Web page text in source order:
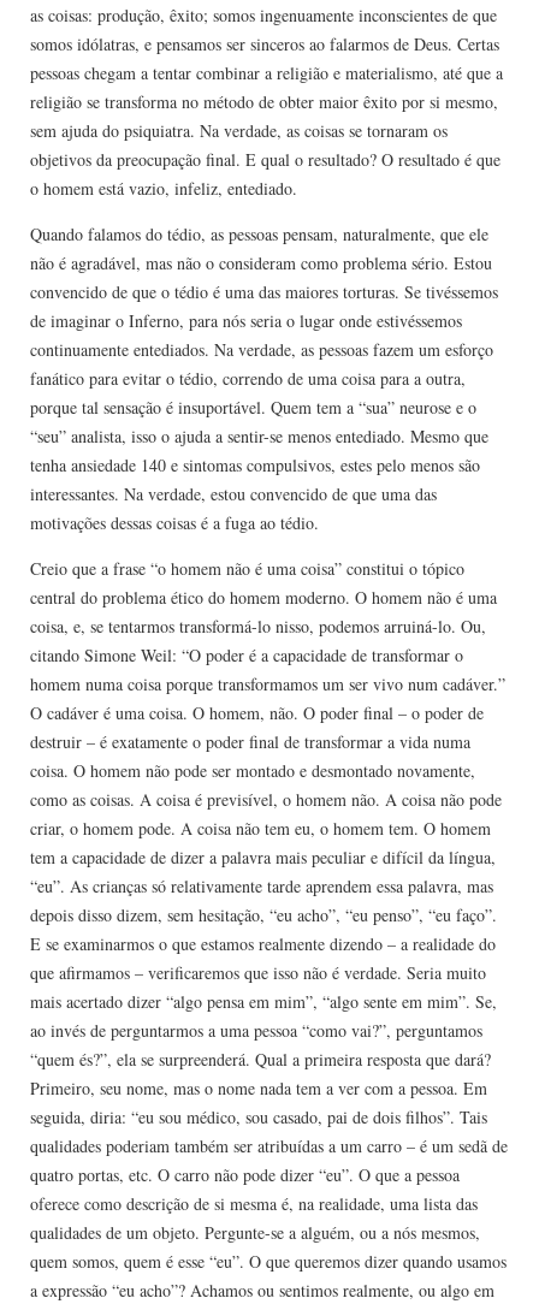
as coisas: produção, êxito; somos ingenuamente inconscientes de que
somos idólatras, e pensamos ser sinceros ao falarmos de Deus. Certas
pessoas chegam a tentar combinar a religião e materialismo, até que a
religião se transforma no método de obter maior êxito por si mesmo,
sem ajuda do psiquiatra. Na verdade, as coisas se tornaram os
objetivos da preocupação final. E qual o resultado? O resultado é que
o homem está vazio, infeliz, entediado.
Quando falamos do tédio, as pessoas pensam, naturalmente, que ele
não é agradável, mas não o consideram como problema sério. Estou
convencido de que o tédio é uma das maiores torturas. Se tivéssemos
de imaginar o Inferno, para nós seria o lugar onde estivéssemos
continuamente entediados. Na verdade, as pessoas fazem um esforço
fanático para evitar o tédio, correndo de uma coisa para a outra,
porque tal sensação é insuportável. Quem tem a “sua” neurose e o
“seu” analista, isso o ajuda a sentir-se menos entediado. Mesmo que
tenha ansiedade 140 e sintomas compulsivos, estes pelo menos são
interessantes. Na verdade, estou convencido de que uma das
motivações dessas coisas é a fuga ao tédio.
Creio que a frase “o homem não é uma coisa” constitui o tópico
central do problema ético do homem moderno. O homem não é uma
coisa, e, se tentarmos transformá-lo nisso, podemos arruiná-lo. Ou,
citando Simone Weil: “O poder é a capacidade de transformar o
homem numa coisa porque transformamos um ser vivo num cadáver.”
O cadáver é uma coisa. O homem, não. O poder final – o poder de
destruir – é exatamente o poder final de transformar a vida numa
coisa. O homem não pode ser montado e desmontado novamente,
como as coisas. A coisa é previsível, o homem não. A coisa não pode
criar, o homem pode. A coisa não tem eu, o homem tem. O homem
tem a capacidade de dizer a palavra mais peculiar e difícil da língua,
“eu”. As crianças só relativamente tarde aprendem essa palavra, mas
depois disso dizem, sem hesitação, “eu acho”, “eu penso”, “eu faço”.
E se examinarmos o que estamos realmente dizendo – a realidade do
que afirmamos – verificaremos que isso não é verdade. Seria muito
mais acertado dizer “algo pensa em mim”, “algo sente em mim”. Se,
ao invés de perguntarmos a uma pessoa “como vai?”, perguntamos
“quem és?”, ela se surpreenderá. Qual a primeira resposta que dará?
Primeiro, seu nome, mas o nome nada tem a ver com a pessoa. Em
seguida, diria: “eu sou médico, sou casado, pai de dois filhos”. Tais
qualidades poderiam também ser atribuídas a um carro – é um sedã de
quatro portas, etc. O carro não pode dizer “eu”. O que a pessoa
oferece como descrição de si mesma é, na realidade, uma lista das
qualidades de um objeto. Pergunte-se a alguém, ou a nós mesmos,
quem somos, quem é esse “eu”. O que queremos dizer quando usamos
a expressão “eu acho”? Achamos ou sentimos realmente, ou algo em